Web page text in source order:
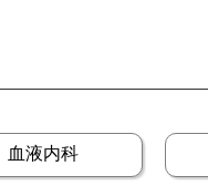
血液内科